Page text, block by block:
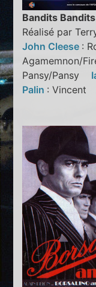
Bandits
Réalisé par
John Cleese :
Agamemnon/
Pansy/Pansy
Palin : Vincent